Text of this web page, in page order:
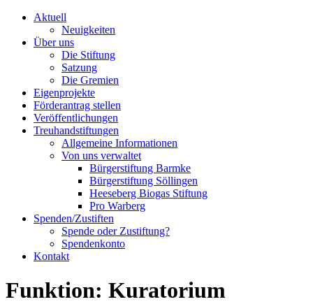
Aktuell
Neuigkeiten
Über uns
Die Stiftung
Satzung
Die Gremien
Eigenprojekte
Förderantrag stellen
Veröffentlichungen
Treuhandstiftungen
Allgemeine Informationen
Von uns verwaltet
Bürgerstiftung Barmke
Bürgerstiftung Söllingen
Heeseberg Biogas Stiftung
Pro Warberg
Spenden/Zustiften
Spende oder Zustiftung?
Spendenkonto
Kontakt
Funktion: Kuratorium